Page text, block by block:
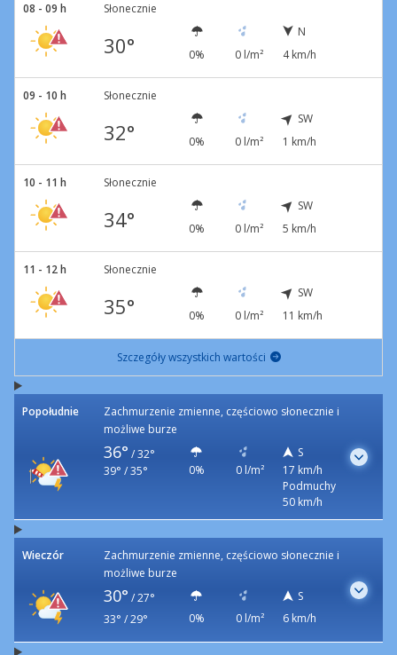
08 - 09 h Słonecznie
30° 0% 0 l/m²
N
4 km/h
09 - 10 h Słonecznie
32° 0% 0 l/m²
SW
1 km/h
10 - 11 h Słonecznie
34° 0% 0 l/m²
SW
5 km/h
11 - 12 h Słonecznie
35° 0% 0 l/m²
SW
11 km/h
Szczegóły wszystkich wartości
Popołudnie
Zachmurzenie zmienne, częściowo słonecznie i
możliwe burze
36° / 32°
39° / 35°
0% 0 l/m²
S
17 km/h
Podmuchy
50 km/h
Wieczór
Zachmurzenie zmienne, częściowo słonecznie i
możliwe burze
30° / 27°
33° / 29°
0% 0 l/m²
S
6 km/h